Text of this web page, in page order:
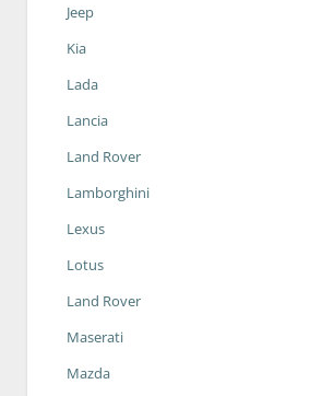
Jeep
Kia
Lada
Lancia
Land Rover
Lamborghini
Lexus
Lotus
Land Rover
Maserati
Mazda